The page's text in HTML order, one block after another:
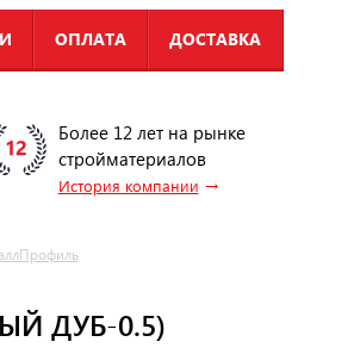
ОПЛАТА ДОСТАВКА
Более 12 лет на рынке
стройматериалов
История компании →
ДУБ-0.5)